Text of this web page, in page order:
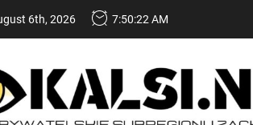
6th, 2026 7:50:24 AM